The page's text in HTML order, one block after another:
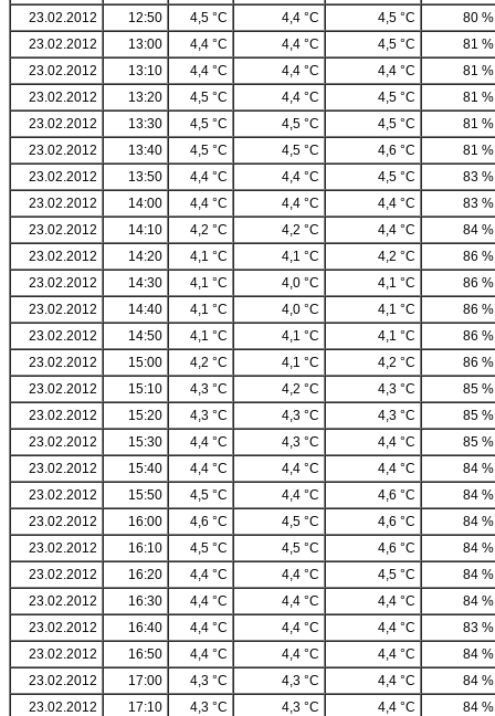
23.02.2012
12:50 4,5 °C 4,4 °C 4,5 °C
80 %
23.02.2012
13:00 4,4 °C 4,4 °C 4,5 °C
81 %
23.02.2012
13:10 4,4 °C 4,4 °C 4,4 °C
81 %
23.02.2012
13:20 4,5 °C 4,4 °C 4,5 °C
81 %
23.02.2012
13:30 4,5 °C 4,5 °C 4,5 °C
81 %
23.02.2012
13:40 4,5 °C 4,5 °C 4,6 °C
81 %
23.02.2012
13:50 4,4 °C 4,4 °C 4,5 °C
83 %
23.02.2012
14:00 4,4 °C 4,4 °C 4,4 °C
83 %
23.02.2012
14:10 4,2 °C 4,2 °C 4,4 °C
84 %
23.02.2012
14:20 4,1 °C 4,1 °C 4,2 °C
86 %
23.02.2012
14:30 4,1 °C 4,0 °C 4,1 °C
86 %
23.02.2012
14:40 4,1 °C 4,0 °C 4,1 °C
86 %
23.02.2012
14:50 4,1 °C 4,1 °C 4,1 °C
86 %
23.02.2012
15:00 4,2 °C 4,1 °C 4,2 °C
86 %
23.02.2012
15:10 4,3 °C 4,2 °C 4,3 °C
85 %
23.02.2012
15:20 4,3 °C 4,3 °C 4,3 °C
85 %
23.02.2012
15:30 4,4 °C 4,3 °C 4,4 °C
85 %
23.02.2012
15:40 4,4 °C 4,4 °C 4,4 °C
84 %
23.02.2012
15:50 4,5 °C 4,4 °C 4,6 °C
84 %
23.02.2012
16:00 4,6 °C 4,5 °C 4,6 °C
84 %
23.02.2012
16:10 4,5 °C 4,5 °C 4,6 °C
84 %
23.02.2012
16:20 4,4 °C 4,4 °C 4,5 °C
84 %
23.02.2012
16:30 4,4 °C 4,4 °C 4,4 °C
84 %
23.02.2012
16:40 4,4 °C 4,4 °C 4,4 °C
83 %
23.02.2012
16:50 4,4 °C 4,4 °C 4,4 °C
84 %
23.02.2012
17:00 4,3 °C 4,3 °C 4,4 °C
84 %
23.02.2012
17:10 4,3 °C 4,3 °C 4,4 °C
84 %